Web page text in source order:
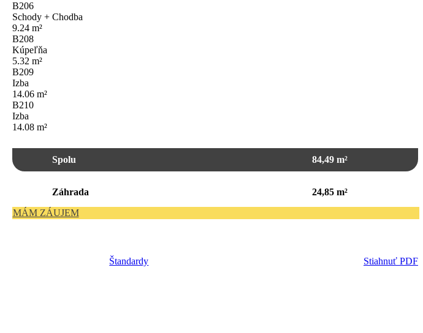
B206
Schody + Chodba
9.24m²
B208
Kúpeľňa
5.32 m²
B209
Izba
14.06m²
B210
Izba
14.08m²
Spolu 84,49m²
Záhrada 24,85m²
MÁM ZÁUJEM
Štandardy Stiahnuť PDF